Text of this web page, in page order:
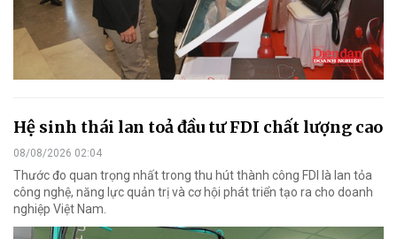
Hệ sinh thái lan toả đầu tư FDI chất lượng cao
08/08/2026 02:04
Thước đo quan trọng nhất trong thu hút thành công FDI là lan tỏa
công nghệ, năng lực quản trị và cơ hội phát triển tạo ra cho doanh
nghiệp Việt Nam.